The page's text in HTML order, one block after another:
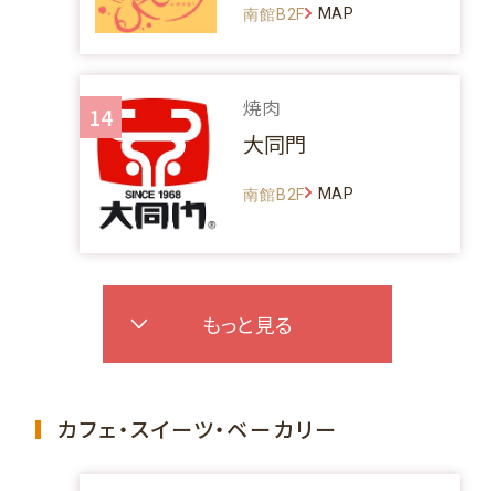
南館B2F MAP
14 焼肉
大同門
南館B2F MAP
もっと見る
カフェ・スイーツ・ベーカリー